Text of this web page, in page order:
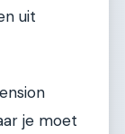
uit
je moet